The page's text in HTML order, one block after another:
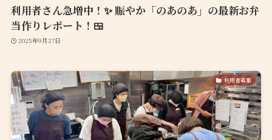
利用者さん急増中！✨ 賑やか「のあのあ」の最新お弁
当作りレポート！🍱
2025年9月27日
利用者募集